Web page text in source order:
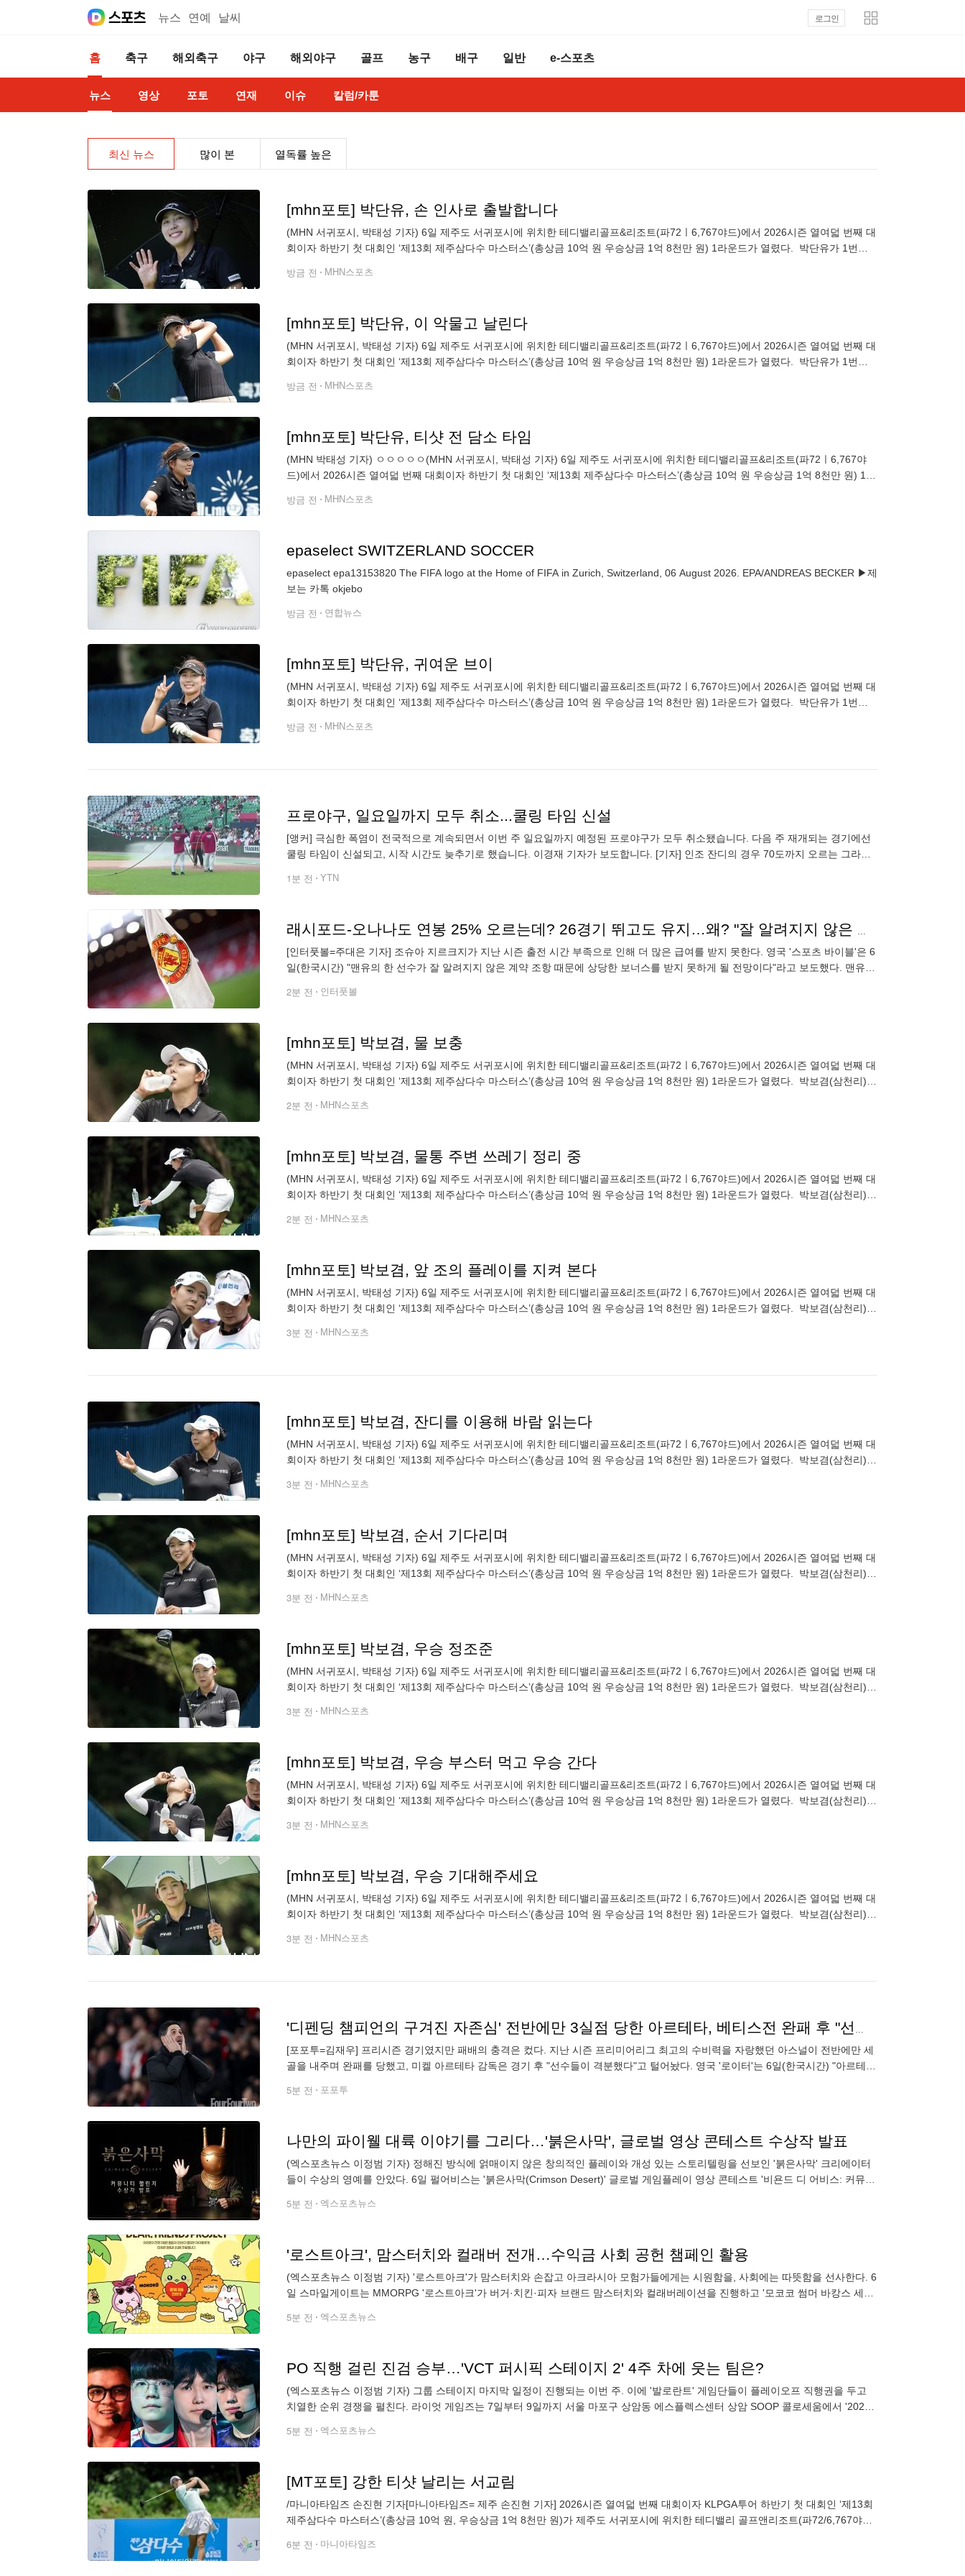
뉴스 연예 날씨 로그인
홈 축구 해외축구 야구 해외야구 골프 농구 배구 일반 e-스포츠
뉴스 영상 포토 연재 이슈 칼럼/카툰
최신 뉴스 많이 본 열독률 높은
[mhn포토] 박단유, 손 인사로 출발합니다
(MHN 서귀포시, 박태성 기자) 6일 제주도 서귀포시에 위치한 테디밸리골프&리조트(파72ㅣ6,767야드)에서 2026시즌 열여덟 번째 대
회이자 하반기 첫 대회인 ‘제13회 제주삼다수 마스터스’(총상금 10억 원 우승상금 1억 8천만 원) 1라운드가 열렸다. 박단유가 1번홀
방금 전 MHN스포츠
[mhn포토] 박단유, 이 악물고 날린다
(MHN 서귀포시, 박태성 기자) 6일 제주도 서귀포시에 위치한 테디밸리골프&리조트(파72ㅣ6,767야드)에서 2026시즌 열여덟 번째 대
회이자 하반기 첫 대회인 ‘제13회 제주삼다수 마스터스’(총상금 10억 원 우승상금 1억 8천만 원) 1라운드가 열렸다. 박단유가 1번홀
방금 전 MHN스포츠
[mhn포토] 박단유, 티샷 전 담소 타임
(MHN 박태성 기자) ㅇㅇㅇㅇㅇ(MHN 서귀포시, 박태성 기자) 6일 제주도 서귀포시에 위치한 테디밸리골프&리조트(파72ㅣ6,767야
드)에서 2026시즌 열여덟 번째 대회이자 하반기 첫 대회인 ‘제13회 제주삼다수 마스터스’(총상금 10억 원 우승상금 1억 8천만 원) 1라
방금 전 MHN스포츠
epaselect SWITZERLAND SOCCER
epaselect epa13153820 The FIFA logo at the Home of FIFA in Zurich, Switzerland, 06 August 2026. EPA/ANDREAS BECKER ▶제
보는 카톡 okjebo
방금 전 연합뉴스
[mhn포토] 박단유, 귀여운 브이
(MHN 서귀포시, 박태성 기자) 6일 제주도 서귀포시에 위치한 테디밸리골프&리조트(파72ㅣ6,767야드)에서 2026시즌 열여덟 번째 대
회이자 하반기 첫 대회인 ‘제13회 제주삼다수 마스터스’(총상금 10억 원 우승상금 1억 8천만 원) 1라운드가 열렸다. 박단유가 1번홀
방금 전 MHN스포츠
프로야구, 일요일까지 모두 취소...쿨링 타임 신설
[앵커] 극심한 폭염이 전국적으로 계속되면서 이번 주 일요일까지 예정된 프로야구가 모두 취소됐습니다. 다음 주 재개되는 경기에선
쿨링 타임이 신설되고, 시작 시간도 늦추기로 했습니다. 이경재 기자가 보도합니다. [기자] 인조 잔디의 경우 70도까지 오르는 그라운
1분 전 YTN
래시포드-오나나도 연봉 25% 오르는데? 26경기 뛰고도 유지…왜? "잘 알려지지 않은 조항 때문"
[인터풋볼=주대은 기자] 조슈아 지르크지가 지난 시즌 출전 시간 부족으로 인해 더 많은 급여를 받지 못한다. 영국 '스포츠 바이블'은 6
일(한국시간) "맨유의 한 선수가 잘 알려지지 않은 계약 조항 때문에 상당한 보너스를 받지 못하게 될 전망이다"라고 보도했다. 맨유는
2분 전 인터풋볼
[mhn포토] 박보겸, 물 보충
(MHN 서귀포시, 박태성 기자) 6일 제주도 서귀포시에 위치한 테디밸리골프&리조트(파72ㅣ6,767야드)에서 2026시즌 열여덟 번째 대
회이자 하반기 첫 대회인 ‘제13회 제주삼다수 마스터스’(총상금 10억 원 우승상금 1억 8천만 원) 1라운드가 열렸다. 박보겸(삼천리)이
2분 전 MHN스포츠
[mhn포토] 박보겸, 물통 주변 쓰레기 정리 중
(MHN 서귀포시, 박태성 기자) 6일 제주도 서귀포시에 위치한 테디밸리골프&리조트(파72ㅣ6,767야드)에서 2026시즌 열여덟 번째 대
회이자 하반기 첫 대회인 ‘제13회 제주삼다수 마스터스’(총상금 10억 원 우승상금 1억 8천만 원) 1라운드가 열렸다. 박보겸(삼천리)이
2분 전 MHN스포츠
[mhn포토] 박보겸, 앞 조의 플레이를 지켜 본다
(MHN 서귀포시, 박태성 기자) 6일 제주도 서귀포시에 위치한 테디밸리골프&리조트(파72ㅣ6,767야드)에서 2026시즌 열여덟 번째 대
회이자 하반기 첫 대회인 ‘제13회 제주삼다수 마스터스’(총상금 10억 원 우승상금 1억 8천만 원) 1라운드가 열렸다. 박보겸(삼천리)이
3분 전 MHN스포츠
[mhn포토] 박보겸, 잔디를 이용해 바람 읽는다
(MHN 서귀포시, 박태성 기자) 6일 제주도 서귀포시에 위치한 테디밸리골프&리조트(파72ㅣ6,767야드)에서 2026시즌 열여덟 번째 대
회이자 하반기 첫 대회인 ‘제13회 제주삼다수 마스터스’(총상금 10억 원 우승상금 1억 8천만 원) 1라운드가 열렸다. 박보겸(삼천리)이
3분 전 MHN스포츠
[mhn포토] 박보겸, 순서 기다리며
(MHN 서귀포시, 박태성 기자) 6일 제주도 서귀포시에 위치한 테디밸리골프&리조트(파72ㅣ6,767야드)에서 2026시즌 열여덟 번째 대
회이자 하반기 첫 대회인 ‘제13회 제주삼다수 마스터스’(총상금 10억 원 우승상금 1억 8천만 원) 1라운드가 열렸다. 박보겸(삼천리)이
3분 전 MHN스포츠
[mhn포토] 박보겸, 우승 정조준
(MHN 서귀포시, 박태성 기자) 6일 제주도 서귀포시에 위치한 테디밸리골프&리조트(파72ㅣ6,767야드)에서 2026시즌 열여덟 번째 대
회이자 하반기 첫 대회인 ‘제13회 제주삼다수 마스터스’(총상금 10억 원 우승상금 1억 8천만 원) 1라운드가 열렸다. 박보겸(삼천리)이
3분 전 MHN스포츠
[mhn포토] 박보겸, 우승 부스터 먹고 우승 간다
(MHN 서귀포시, 박태성 기자) 6일 제주도 서귀포시에 위치한 테디밸리골프&리조트(파72ㅣ6,767야드)에서 2026시즌 열여덟 번째 대
회이자 하반기 첫 대회인 ‘제13회 제주삼다수 마스터스’(총상금 10억 원 우승상금 1억 8천만 원) 1라운드가 열렸다. 박보겸(삼천리)이
3분 전 MHN스포츠
[mhn포토] 박보겸, 우승 기대해주세요
(MHN 서귀포시, 박태성 기자) 6일 제주도 서귀포시에 위치한 테디밸리골프&리조트(파72ㅣ6,767야드)에서 2026시즌 열여덟 번째 대
회이자 하반기 첫 대회인 ‘제13회 제주삼다수 마스터스’(총상금 10억 원 우승상금 1억 8천만 원) 1라운드가 열렸다. 박보겸(삼천리)이
3분 전 MHN스포츠
'디펜딩 챔피언의 구겨진 자존심' 전반에만 3실점 당한 아르테타, 베티스전 완패 후 "선수들이 격분했다"
[포포투=김재우] 프리시즌 경기였지만 패배의 충격은 컸다. 지난 시즌 프리미어리그 최고의 수비력을 자랑했던 아스널이 전반에만 세
골을 내주며 완패를 당했고, 미켈 아르테타 감독은 경기 후 "선수들이 격분했다"고 털어놨다. 영국 '로이터'는 6일(한국시간) "아르테타
5분 전 포포투
나만의 파이웰 대륙 이야기를 그리다…'붉은사막', 글로벌 영상 콘테스트 수상작 발표
(엑스포츠뉴스 이정범 기자) 정해진 방식에 얽매이지 않은 창의적인 플레이와 개성 있는 스토리텔링을 선보인 '붉은사막' 크리에이터
들이 수상의 영예를 안았다. 6일 펄어비스는 '붉은사막(Crimson Desert)' 글로벌 게임플레이 영상 콘테스트 '비욘드 디 어비스: 커뮤니
5분 전 엑스포츠뉴스
'로스트아크', 맘스터치와 컬래버 전개…수익금 사회 공헌 챔페인 활용
(엑스포츠뉴스 이정범 기자) '로스트아크'가 맘스터치와 손잡고 아크라시아 모험가들에게는 시원함을, 사회에는 따뜻함을 선사한다. 6
일 스마일게이트는 MMORPG '로스트아크'가 버거·치킨·피자 브랜드 맘스터치와 컬래버레이션을 진행하고 '모코코 썸머 바캉스 세
5분 전 엑스포츠뉴스
PO 직행 걸린 진검 승부…'VCT 퍼시픽 스테이지 2' 4주 차에 웃는 팀은?
(엑스포츠뉴스 이정범 기자) 그룹 스테이지 마지막 일정이 진행되는 이번 주. 이에 '발로란트' 게임단들이 플레이오프 직행권을 두고
치열한 순위 경쟁을 펼친다. 라이엇 게임즈는 7일부터 9일까지 서울 마포구 상암동 에스플렉스센터 상암 SOOP 콜로세움에서 '2026
5분 전 엑스포츠뉴스
[MT포토] 강한 티샷 날리는 서교림
/마니아타임즈 손진현 기자[마니아타임즈= 제주 손진현 기자] 2026시즌 열여덟 번째 대회이자 KLPGA투어 하반기 첫 대회인 ‘제13회
제주삼다수 마스터스’(총상금 10억 원, 우승상금 1억 8천만 원)가 제주도 서귀포시에 위치한 테디밸리 골프앤리조트(파72/6,767야드)
6분 전 마니아타임즈